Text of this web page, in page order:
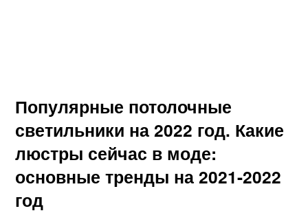
Популярные потолочные
светильники на 2022 год. Какие
люстры сейчас в моде:
основные тренды на 2021-2022
год